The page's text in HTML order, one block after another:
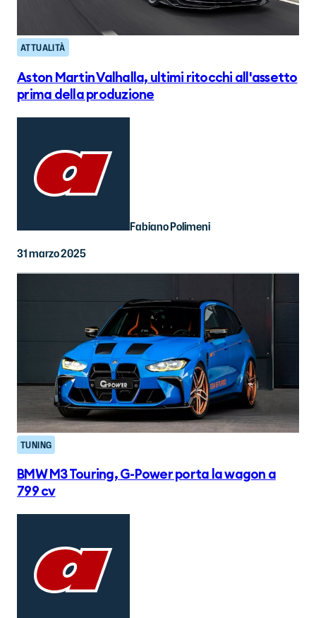
ATTUALITÀ
Aston Martin Valhalla, ultimi ritocchi all'assetto
prima della produzione
Fabiano Polimeni
31 marzo 2025
TUNING
BMW M3 Touring, G-Power porta la wagon a
799 cv